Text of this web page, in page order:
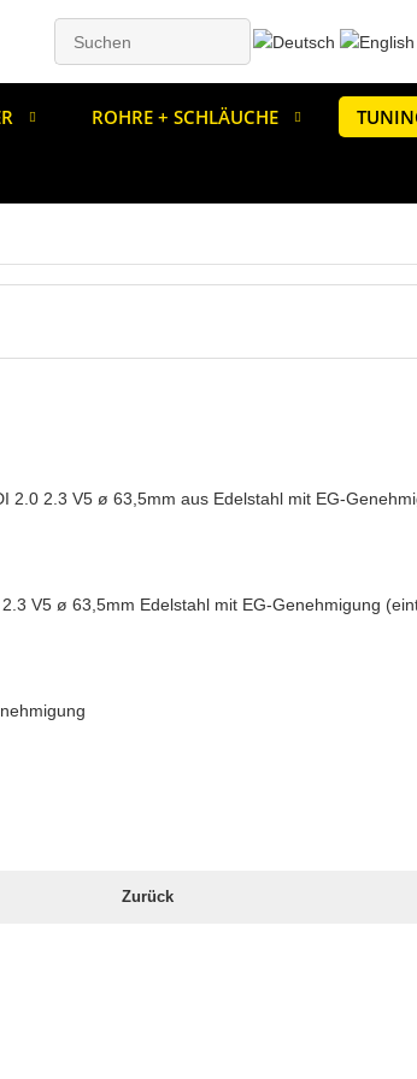
ROHRE + SCHLÄUCHE
2.0 2.3 V5 ø 63,5mm aus Edelstahl mit EG-
V5 ø 63,5mm Edelstahl mit EG-Genehmigung
Zurück